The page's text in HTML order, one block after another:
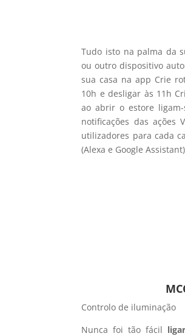
Tudo isto na palma da
ou outro dispositivo
sua casa na app Crie
10h e desligar às 11h
ao abrir o estore
notificações das ações
utilizadores para cada
(Alexa e Google Assistant)
Controlo de iluminação
Nunca foi tão fácil